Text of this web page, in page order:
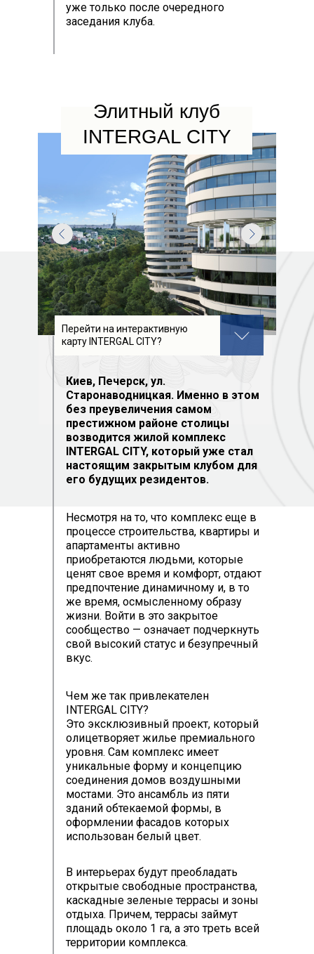
уже только после очередного
заседания клуба.
Киев, Печерск, ул.
Старонаводницкая. Именно в этом
без преувеличения самом
престижном районе столицы
возводится жилой комплекс
INTERGAL CITY, который уже стал
настоящим закрытым клубом для
его будущих резидентов.
Элитный клуб
INTERGAL CITY
Несмотря на то, что комплекс еще в
процессе строительства, квартиры и
апартаменты активно
приобретаются людьми, которые
ценят свое время и комфорт, отдают
предпочтение динамичному и, в то
же время, осмысленному образу
жизни. Войти в это закрытое
сообщество — означает подчеркнуть
свой высокий статус и безупречный
вкус.
Чем же так привлекателен
INTERGAL CITY?
Это эксклюзивный проект, который
олицетворяет жилье премиального
уровня. Сам комплекс имеет
уникальные форму и концепцию
соединения домов воздушными
мостами. Это ансамбль из пяти
зданий обтекаемой формы, в
оформлении фасадов которых
использован белый цвет.
В интерьерах будут преобладать
открытые свободные пространства,
каскадные зеленые террасы и зоны
отдыха. Причем, террасы займут
площадь около 1 га, а это треть всей
территории комплекса.
Перейти на интерактивную
карту INTERGAL CITY?